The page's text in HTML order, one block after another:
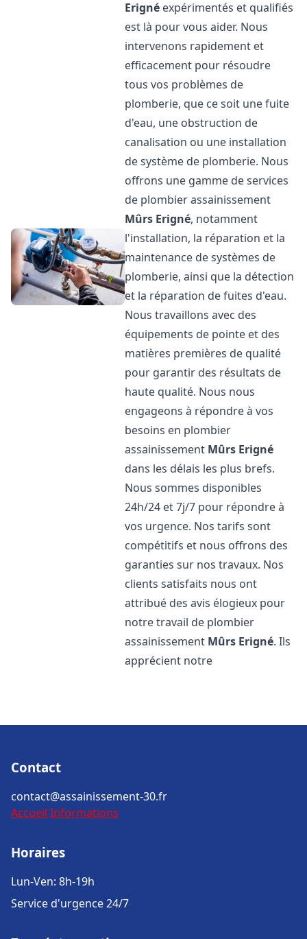
Erigné expérimentés et qualifiés
est là pour vous aider. Nous
intervenons rapidement et
efficacement pour résoudre
tous vos problèmes de
plomberie, que ce soit une fuite
d'eau, une obstruction de
canalisation ou une installation
de système de plomberie. Nous
offrons une gamme de services
de plombier assainissement
Mûrs Erigné, notamment
l'installation, la réparation et la
maintenance de systèmes de
plomberie, ainsi que la détection
et la réparation de fuites d'eau.
Nous travaillons avec des
équipements de pointe et des
matières premières de qualité
pour garantir des résultats de
haute qualité. Nous nous
engageons à répondre à vos
besoins en plombier
assainissement Mûrs Erigné
dans les délais les plus brefs.
Nous sommes disponibles
24h/24 et 7j/7 pour répondre à
vos urgence. Nos tarifs sont
compétitifs et nous offrons des
garanties sur nos travaux. Nos
clients satisfaits nous ont
attribué des avis élogieux pour
notre travail de plombier
assainissement Mûrs Erigné. Ils
apprécient notre
Contact
contact@assainissement-30.fr
Accueil Informations
Horaires
Lun-Ven: 8h-19h
Service d'urgence 24/7